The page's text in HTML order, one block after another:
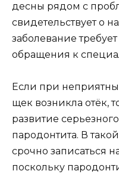
десны рядом с
свидетельствует о
заболевание
обращения к
Если при
щек возникла отёк,
развитие
пародонтита. В
срочно записаться
поскольку